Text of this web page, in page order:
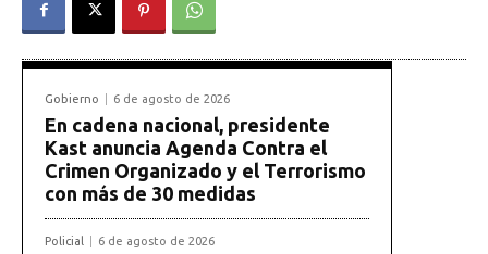
Gobierno 6 de agosto de 2026
En cadena nacional, presidente
Kast anuncia Agenda Contra el
Crimen Organizado y el Terrorismo
con más de 30 medidas
Policial 6 de agosto de 2026